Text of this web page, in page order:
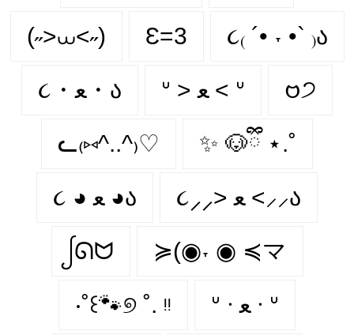
(˶>⩊<˶) Ɛ=3 ૮₍ ´• ˕ •` ₎ა
૮・ﻌ・ა ᐡ > ﻌ < ᐡ 𑄝੭
ᓚ₍⑅^..^₎♡ ✨ 🐶ྀི ⋆.˚
૮ ◕ ﻌ ◕ა ૮⸝⸝> ﻌ <⸝⸝ა
ᩭᘏᗢ ≽(◉˕ ◉ ≼マ
‧˚꒰🐾୭ ˚. ᵎᵎ ᐡ ᐧ ﻌ ᐧ ᐡ